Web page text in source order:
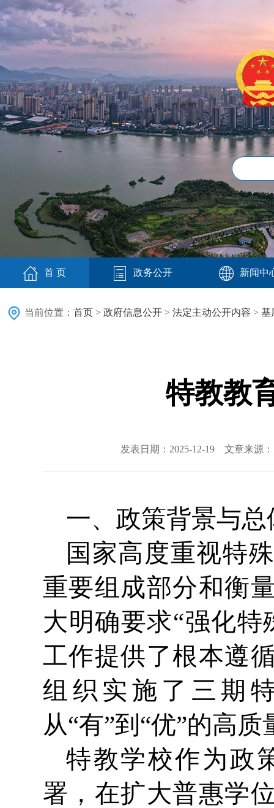
首 页 政务公开 新闻中
当前位置： 首页 > 政府信息公开 > 法定主动公开内容 > 基
特教教
发表日期：2025-12-19 文章来源
一、政策背景与
国家高度重视特
重要组成部分和衡
大明确要求“强化
工作提供了根本遵
组织实施了三期
从“有”到“优”的高质
特教学校作为政
署，在扩大普惠学